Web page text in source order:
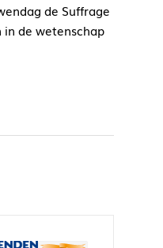
de Suffrage
in de wetenschap